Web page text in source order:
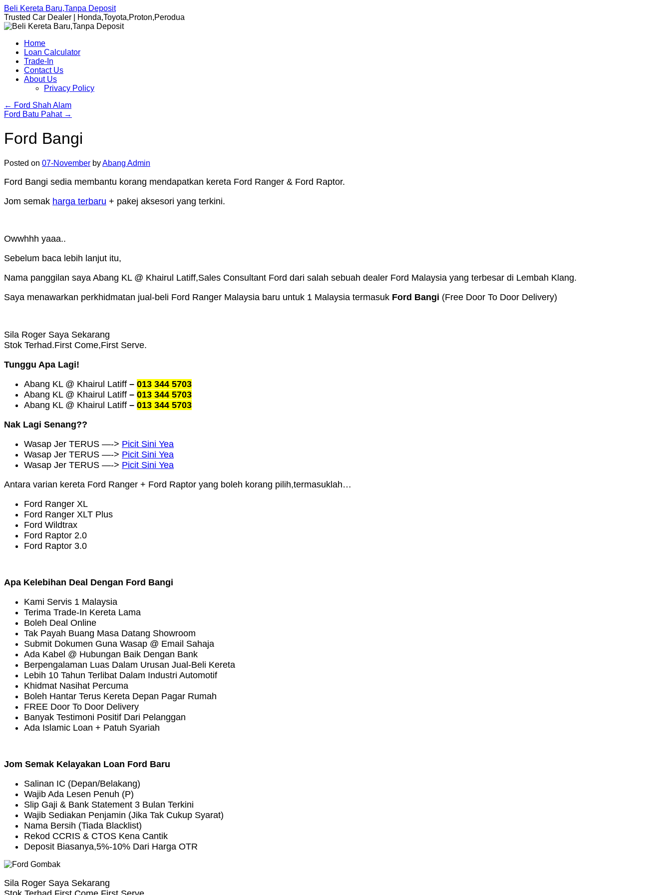
Beli Kereta Baru,Tanpa Deposit
Trusted Car Dealer | Honda,Toyota,Proton,Perodua
Home
Loan Calculator
Trade-In
Contact Us
About Us
Privacy Policy
← Ford Shah Alam
Ford Batu Pahat →
Ford Bangi
Posted on 07-November byAbang Admin
Ford Bangi sedia membantu korang mendapatkan kereta Ford Ranger & Ford Raptor.
Jom semak harga terbaru + pakej aksesori yang terkini.
Owwhhh yaaa..
Sebelum baca lebih lanjut itu,
Nama panggilan saya Abang KL @ Khairul Latiff,Sales Consultant Ford dari salah sebuah dealer Ford Malaysia yang terbesar di Lembah Klang.
Saya menawarkan perkhidmatan jual-beli Ford Ranger Malaysia baru untuk 1 Malaysia termasuk Ford Bangi (Free Door To Door Delivery)
Sila Roger Saya Sekarang
Stok Terhad.First Come,First Serve.
Tunggu Apa Lagi!
Abang KL @ Khairul Latiff – 013 344 5703
Abang KL @ Khairul Latiff – 013 344 5703
Abang KL @ Khairul Latiff – 013 344 5703
Nak Lagi Senang??
Wasap Jer TERUS —-> Picit Sini Yea
Wasap Jer TERUS —-> Picit Sini Yea
Wasap Jer TERUS —-> Picit Sini Yea
Antara varian kereta Ford Ranger + Ford Raptor yang boleh korang pilih,termasuklah…
Ford Ranger XL
Ford Ranger XLT Plus
Ford Wildtrax
Ford Raptor 2.0
Ford Raptor 3.0
Apa Kelebihan Deal Dengan Ford Bangi
Kami Servis 1 Malaysia
Terima Trade-In Kereta Lama
Boleh Deal Online
Tak Payah Buang Masa Datang Showroom
Submit Dokumen Guna Wasap @ Email Sahaja
Ada Kabel @ Hubungan Baik Dengan Bank
Berpengalaman Luas Dalam Urusan Jual-Beli Kereta
Lebih 10 Tahun Terlibat Dalam Industri Automotif
Khidmat Nasihat Percuma
Boleh Hantar Terus Kereta Depan Pagar Rumah
FREE Door To Door Delivery
Banyak Testimoni Positif Dari Pelanggan
Ada Islamic Loan + Patuh Syariah
Jom Semak Kelayakan Loan Ford Baru
Salinan IC (Depan/Belakang)
Wajib Ada Lesen Penuh (P)
Slip Gaji & Bank Statement 3 Bulan Terkini
Wajib Sediakan Penjamin (Jika Tak Cukup Syarat)
Nama Bersih (Tiada Blacklist)
Rekod CCRIS & CTOS Kena Cantik
Deposit Biasanya,5%-10% Dari Harga OTR
Sila Roger Saya Sekarang